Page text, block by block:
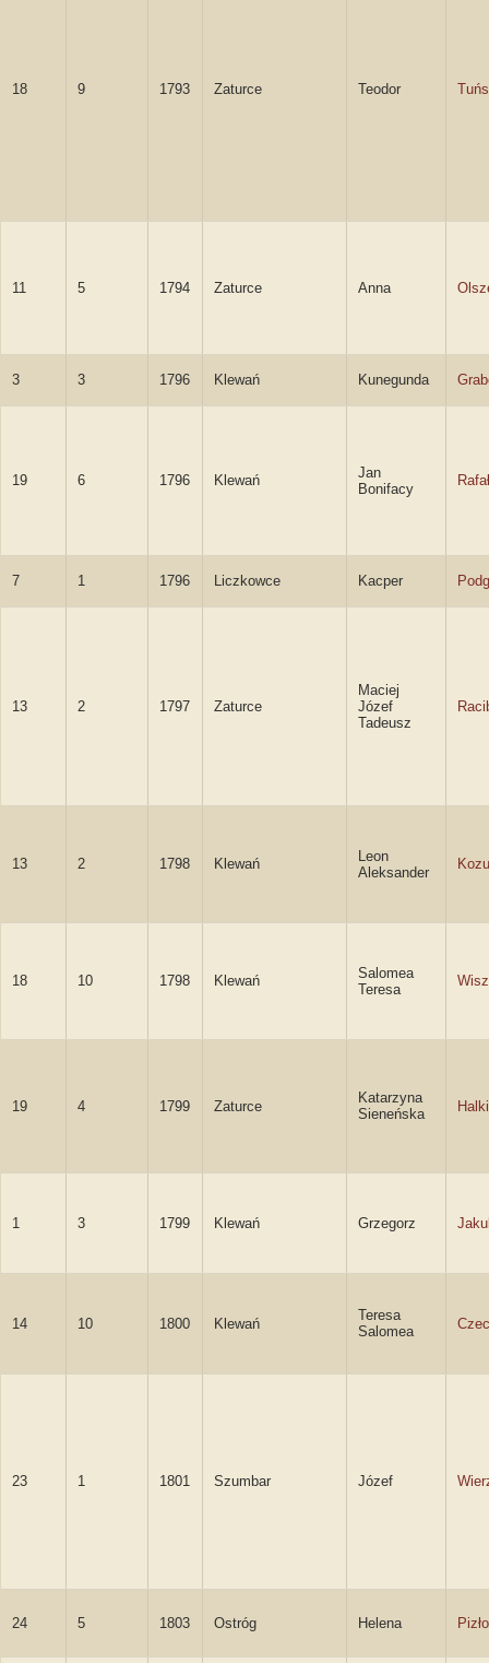
18 9 1793 Zaturce Teodor
11 5 1794 Zaturce Anna
3 3 1796 Klewań Kunegunda
19 6 1796 Klewań
Jan
Bonifacy
7 1 1796 Liczkowce Kacper
13 2 1797 Zaturce
Maciej
Józef
Tadeusz
13 2 1798 Klewań
Leon
Aleksander
18 10 1798 Klewań
Salomea
Teresa
19 4 1799 Zaturce
Katarzyna
Sieneńska
1 3 1799 Klewań Grzegorz
14 10 1800 Klewań
Teresa
Salomea
23 1 1801 Szumbar Józef
24 5 1803 Ostróg Helena